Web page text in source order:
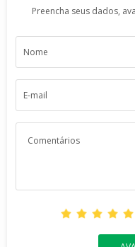
Preencha seus dados,